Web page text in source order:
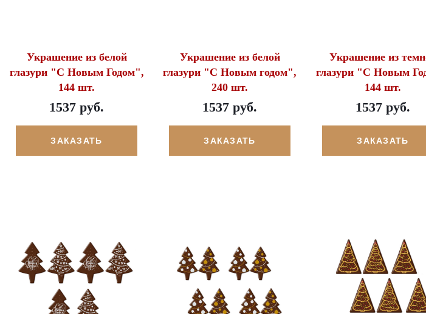
Украшение из белой
глазури "С Новым Годом",
144 шт.
1537 руб.
ЗАКАЗАТЬ
Украшение из белой
глазури "С Новым годом",
240 шт.
1537 руб.
ЗАКАЗАТЬ
Украшение из
глазури "С Новым
144 шт.
1537 руб.
ЗАКАЗАТЬ